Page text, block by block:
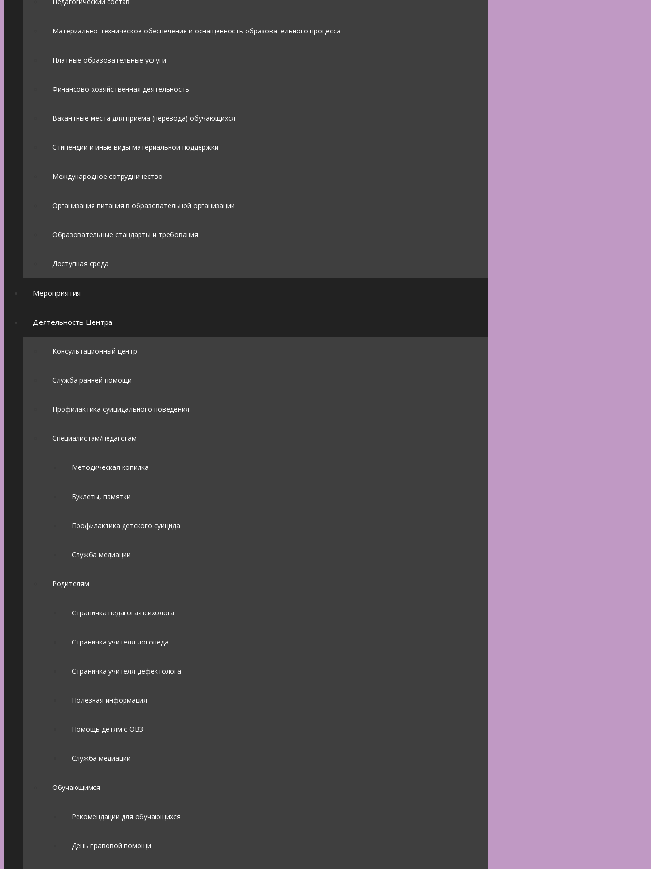
Материально-техническое обеспечение и оснащенность образовательного процесса
Платные образовательные услуги
Финансово-хозяйственная деятельность
Вакантные места для приема (перевода) обучающихся
Стипендии и иные виды материальной поддержки
Международное сотрудничество
Организация питания в образовательной организации
Образовательные стандарты и требования
Доступная среда
Мероприятия
Деятельность Центра
Консультационный центр
Служба ранней помощи
Профилактика суицидального поведения
Специалистам/педагогам
Методическая копилка
Буклеты, памятки
Профилактика детского суицида
Служба медиации
Родителям
Страничка педагога-психолога
Страничка учителя-логопеда
Страничка учителя-дефектолога
Полезная информация
Помощь детям с ОВЗ
Служба медиации
Обучающимся
Рекомендации для обучающихся
День правовой помощи